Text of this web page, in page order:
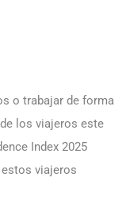
o trabajar de forma
los viajeros este
Index 2025
estos viajeros